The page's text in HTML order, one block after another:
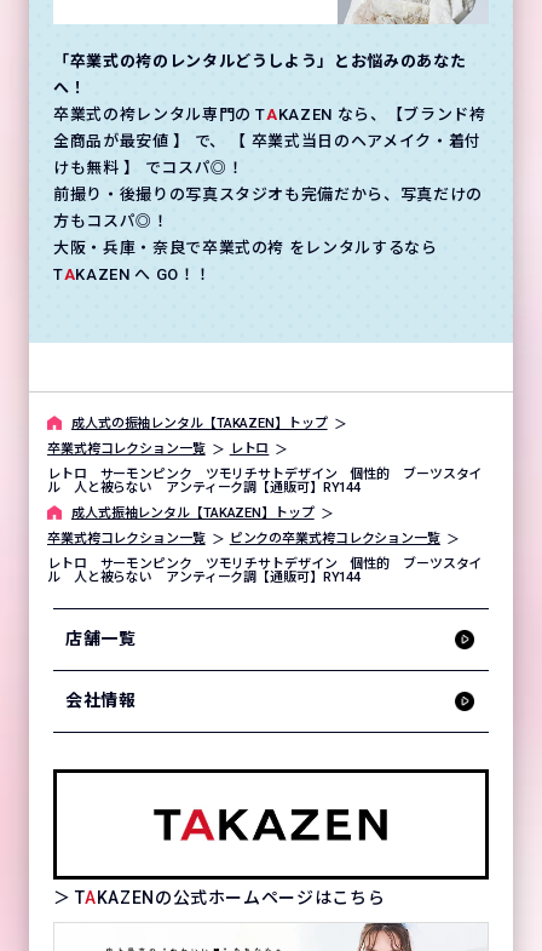
「卒業式の袴のレンタルどうしよう」とお悩みのあなた
へ！
卒業式の袴レンタル専門の TAKAZEN なら、【ブランド袴
全商品が最安値 】 で、 【 卒業式当日のヘアメイク・着付
けも無料 】 でコスパ◎！
前撮り・後撮りの写真スタジオも完備だから、写真だけの
方もコスパ◎！
大阪・兵庫・奈良で卒業式の袴 をレンタルするなら
TAKAZEN へ GO！！
成⼈式の振袖レンタル【TAKAZEN】トップ
卒業式袴コレクション一覧
レトロ
レトロ サーモンピンク ツモリチサトデザイン 個性的 ブーツスタイ
ル 人と被らない アンティーク調【通販可】RY144
成⼈式振袖レンタル【TAKAZEN】トップ
卒業式袴コレクション一覧
ピンクの卒業式袴コレクション一覧
レトロ サーモンピンク ツモリチサトデザイン 個性的 ブーツスタイ
ル 人と被らない アンティーク調【通販可】RY144
店舗一覧
会社情報
＞ TAKAZENの公式ホームページはこちら